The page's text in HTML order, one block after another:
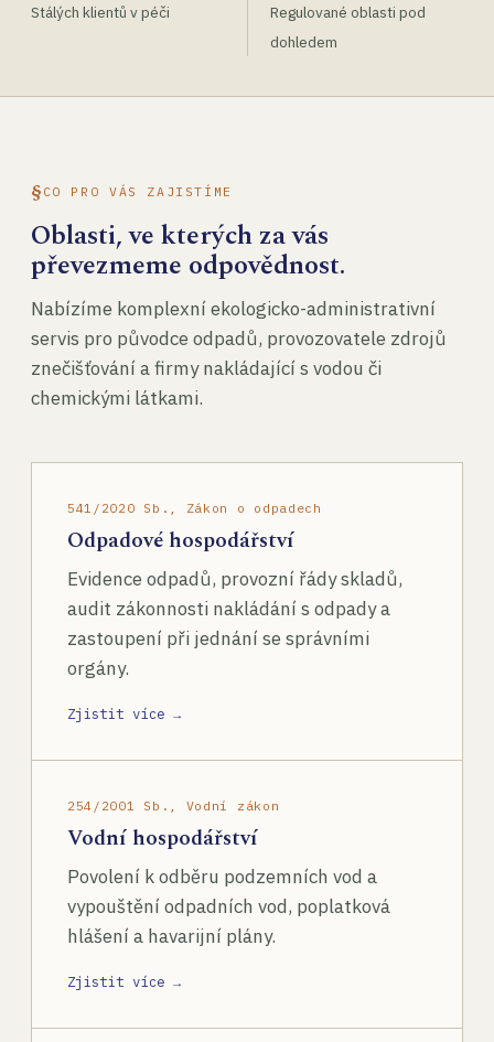
Stálých klientů v péči
Regulované oblasti pod
dohledem
CO PRO VÁS ZAJISTÍME
Oblasti, ve kterých za vás
převezmeme odpovědnost.
Nabízíme komplexní ekologicko-administrativní
servis pro původce odpadů, provozovatele zdrojů
znečišťování a firmy nakládající s vodou či
chemickými látkami.
541/2020 Sb., Zákon o odpadech
Odpadové hospodářství
Evidence odpadů, provozní řády skladů,
audit zákonnosti nakládání s odpady a
zastoupení při jednání se správními
orgány.
Zjistit více →
254/2001 Sb., Vodní zákon
Vodní hospodářství
Povolení k odběru podzemních vod a
vypouštění odpadních vod, poplatková
hlášení a havarijní plány.
Zjistit více →